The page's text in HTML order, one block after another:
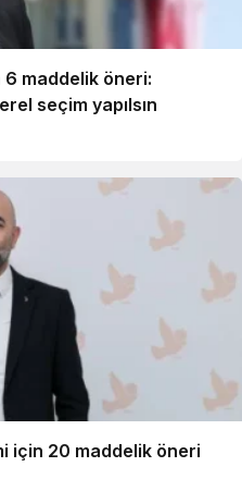
6 maddelik öneri:
seçim yapılsın
için 20 maddelik öneri